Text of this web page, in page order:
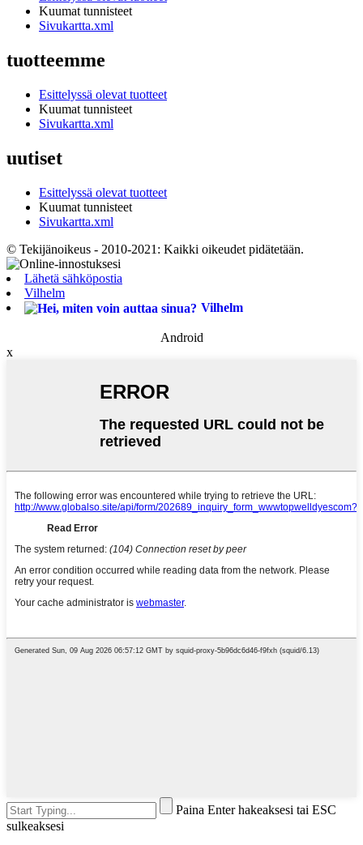
Kuumat tunnisteet
Sivukartta.xml
tuotteemme
Esittelyssä olevat tuotteet
Kuumat tunnisteet
Sivukartta.xml
uutiset
Esittelyssä olevat tuotteet
Kuumat tunnisteet
Sivukartta.xml
© Tekijänoikeus - 2010-2021: Kaikki oikeudet pidätetään.
Lähetä sähköpostia
Vilhelm
Vilhelm
Android
x
Paina Enter hakeaksesi tai ESC
sulkeaksesi